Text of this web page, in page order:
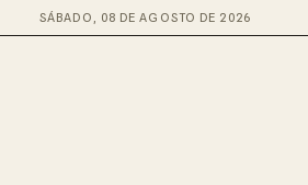
SÁBADO, 08 DE AGOSTO DE 2026